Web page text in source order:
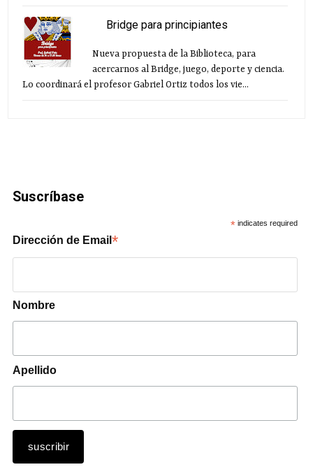
Bridge para principiantes
Nueva propuesta de la Biblioteca, para
acercarnos al Bridge, juego, deporte y ciencia.
Lo coordinará el profesor Gabriel Ortiz todos los vie...
Suscríbase
* indicates required
Dirección de Email*
Nombre
Apellido